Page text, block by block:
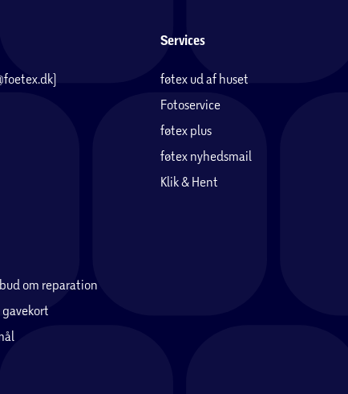
om reparation
Services
føtex ud af huset
Fotoservice
føtex plus
føtex nyhedsmail
Klik & Hent